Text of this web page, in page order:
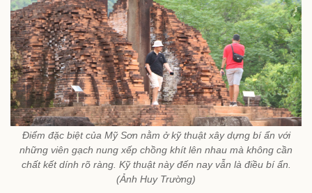
Điểm đặc biệt của Mỹ Sơn nằm ở kỹ thuật xây dựng bí ẩn với
những viên gạch nung xếp chồng khít lên nhau mà không cần
chất kết dính rõ ràng. Kỹ thuật này đến nay vẫn là điều bí ẩn.
(Ảnh Huy Trường)